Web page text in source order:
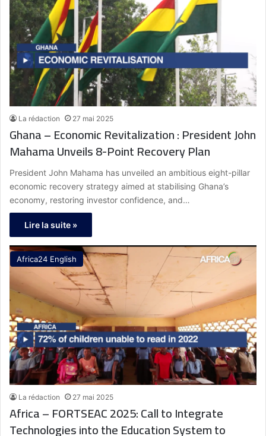
La rédaction 27 mai 2025
Ghana – Economic Revitalization : President John
Mahama Unveils 8-Point Recovery Plan
President John Mahama has unveiled an ambitious eight-pillar
economic recovery strategy aimed at stabilising Ghana’s
economy, restoring investor confidence, and…
Lire la suite »
Africa24 English
La rédaction 27 mai 2025
Africa – FORTSEAC 2025: Call to Integrate
Technologies into the Education System to